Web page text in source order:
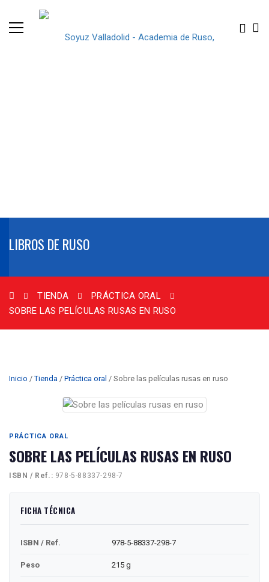
TIENDA
PRÁCTICA ORAL
SOBRE LAS PELÍCULAS RUSAS EN RUSO
Inicio /Tienda / Práctica oral / Sobre las películas rusas en ruso
PRÁCTICA ORAL
SOBRE LAS PELÍCULAS RUSAS EN RUSO
ISBN / Ref.: 978-5-88337-298-7
FICHA TÉCNICA
ISBN / Ref. 978-5-88337-298-7
Peso 215 g